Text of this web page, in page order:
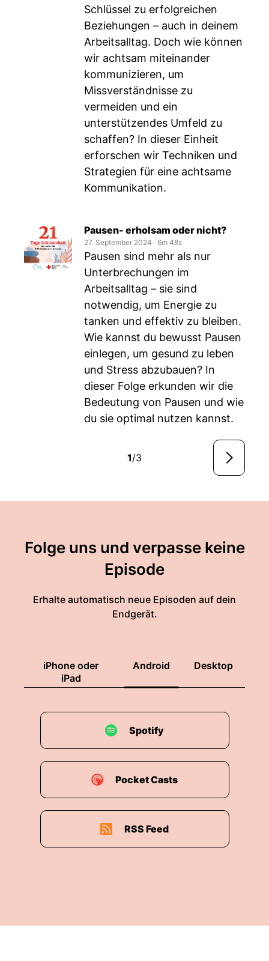
Schlüssel zu erfolgreichen
Beziehungen – auch in deinem
Arbeitsalltag. Doch wie können
wir achtsam miteinander
kommunizieren, um
Missverständnisse zu
vermeiden und ein
unterstützendes Umfeld zu
schaffen? In dieser Einheit
erforschen wir Techniken und
Strategien für eine achtsame
Kommunikation.
Pausen- erholsam oder nicht?
27. September 2024 ‧ 6m 48s
Pausen sind mehr als nur
Unterbrechungen im
Arbeitsalltag – sie sind
notwendig, um Energie zu
tanken und effektiv zu bleiben.
Wie kannst du bewusst Pausen
einlegen, um gesund zu leben
und Stress abzubauen? In
dieser Folge erkunden wir die
Bedeutung von Pausen und wie
du sie optimal nutzen kannst.
1/3
Folge uns und verpasse keine
Episode
Erhalte automatisch neue Episoden auf dein
Endgerät.
iPhone oder
iPad
Android Desktop
Spotify
Pocket Casts
RSS Feed